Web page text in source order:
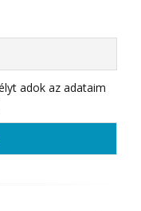
adok az adataim